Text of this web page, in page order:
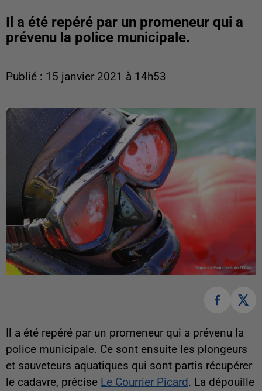
Il a été repéré par un promeneur qui a
prévenu la police municipale.
Publié : 15 janvier 2021 à 14h53
Il a été repéré par un promeneur qui a prévenu la
police municipale. Ce sont ensuite les plongeurs
et sauveteurs aquatiques qui sont partis récupérer
le cadavre, précise Le Courrier Picard. La dépouille